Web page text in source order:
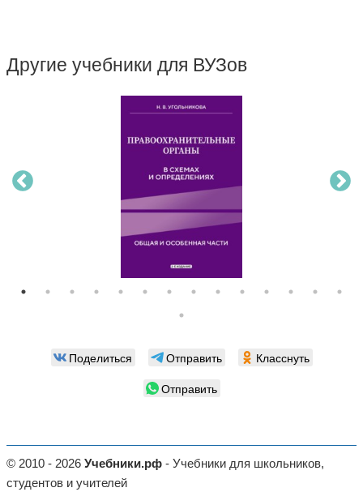
Другие учебники для ВУЗов
Поделиться Отправить
Класснуть
Отправить
© 2010 - 2026 Учебники.рф - Учебники для школьников,
студентов и учителей